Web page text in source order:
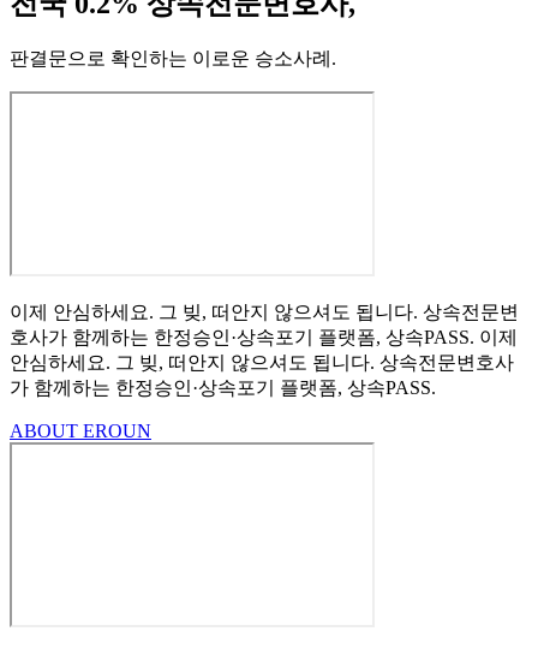
판결문으로 확인하는 이로운 승소사례 .
이제 안심하세요. 그 빚, 떠안지 않으셔도 됩니다. 상속전문변
호사가 함께하는 한정승인·상속포기 플랫폼, 상속PASS. 이제
안심하세요. 그 빚, 떠안지 않으셔도 됩니다. 상속전문변호사
가 함께하는 한정승인·상속포기 플랫폼, 상속PASS.
ABOUT EROUN